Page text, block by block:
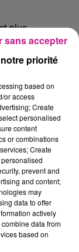
plus
assurez
d'un secteur
:
:
verts :
désherbage,
abattage,
sécurité et
équipements
niveau
rencontrés
priorité
based on
or access
Create
personalised
content
or combinations
Create
prevent and
and content;
may
data to offer
actively
data from
based on
sans accepter